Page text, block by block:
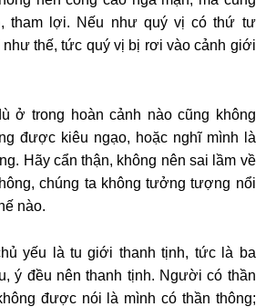
tham lợi. Nếu như quý vị có thứ tư
thế, tức quý vị bị rơi vào cảnh giới
ở trong hoàn cảnh nào cũng không
được kiêu ngạo, hoặc nghĩ mình là
Hãy cẩn thận, không nên sai lầm về
chúng ta không tưởng tượng nổi
nào.
yếu là tu giới thanh tịnh, tức là ba
ý đều nên thanh tịnh. Người có thần
được nói là mình có thần thông;